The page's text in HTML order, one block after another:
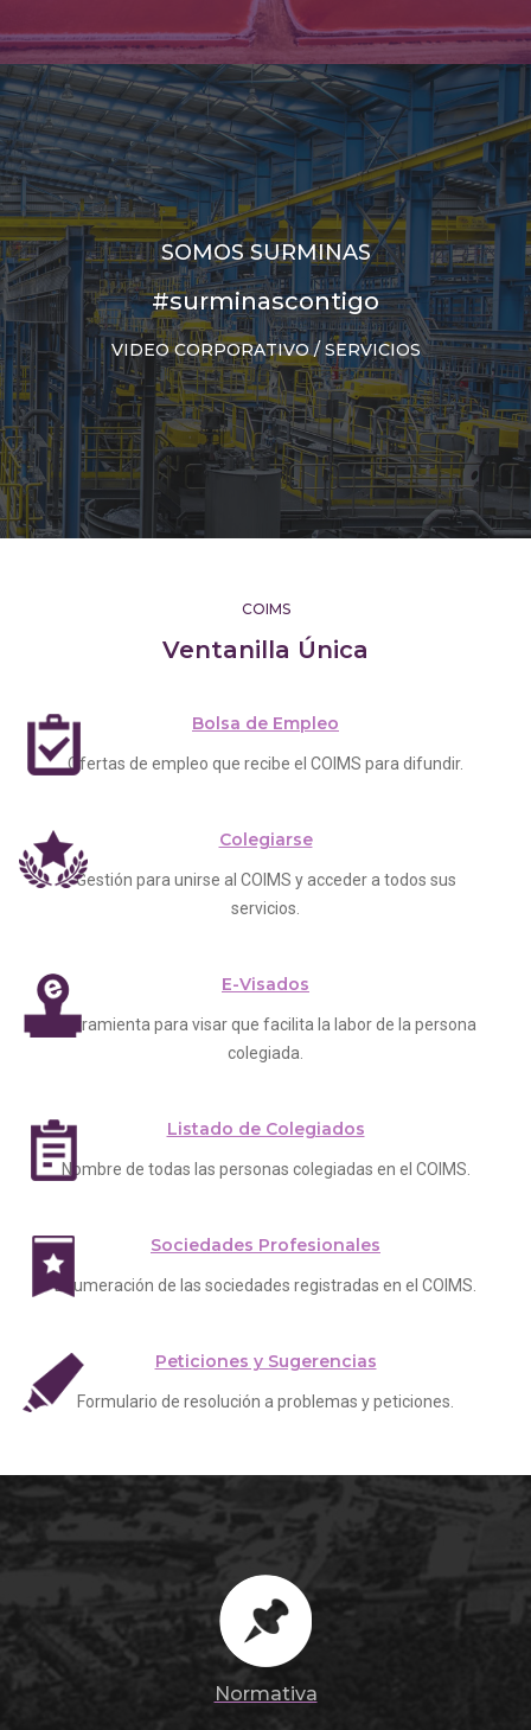
SOMOS SURMINAS
#surminascontigo
VIDEO CORPORATIVO / SERVICIOS
COIMS
Ventanilla Única
Bolsa de Empleo
Ofertas de empleo que recibe el COIMS para difundir.
Colegiarse
Gestión para unirse al COIMS y acceder a todos sus
servicios.
E-Visados
Herramienta para visar que facilita la labor de la persona
colegiada.
Listado de Colegiados
Nombre de todas las personas colegiadas en el COIMS.
Sociedades Profesionales
Enumeración de las sociedades registradas en el COIMS.
Peticiones y Sugerencias
Formulario de resolución a problemas y peticiones.
Normativa